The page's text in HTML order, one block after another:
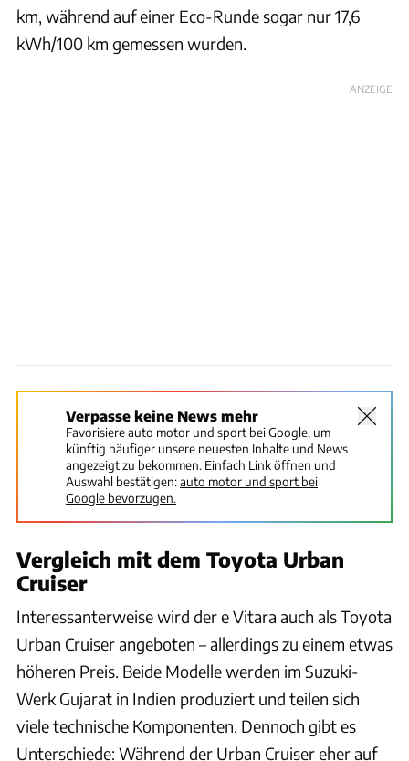
km, während auf einer Eco-Runde sogar nur 17,6
kWh/100 km gemessen wurden.
ANZEIGE
Verpasse keine News mehr
Favorisiere auto motor und sport bei Google, um
künftig häufiger unsere neuesten Inhalte und News
angezeigt zu bekommen. Einfach Link öffnen und
Auswahl bestätigen:auto motor und sport bei
Google bevorzugen.
Vergleich mit dem Toyota Urban
Cruiser
Interessanterweise wird der e Vitara auch als Toyota
Urban Cruiser angeboten – allerdings zu einem etwas
höheren Preis. Beide Modelle werden im Suzuki-
Werk Gujarat in Indien produziert und teilen sich
viele technische Komponenten. Dennoch gibt es
Unterschiede: Während der Urban Cruiser eher auf